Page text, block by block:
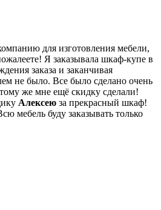
для изготовления мебели,
Я заказывала шкаф-купе в
заказа и заканчивая
не было. Все было сделано очень
же мне ещё скидку сделали!
Алексею за прекрасный шкаф!
мебель буду заказывать только